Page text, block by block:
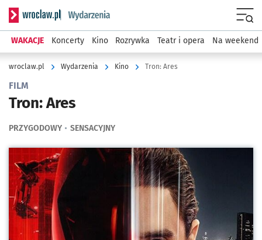
Serwis informacyjny wroclaw.pl podserwis: Wydarzenia
WAKACJE Koncerty Kino Rozrywka Teatr i opera Na weekend
wroclaw.pl Wydarzenia Kino Tron: Ares
FILM
Tron: Ares
PRZYGODOWY SENSACYJNY
Kliknij, aby powiększyć